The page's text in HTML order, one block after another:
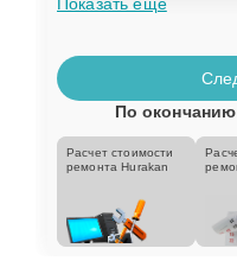
По
Расчет стоимости
ремонта Hurakan